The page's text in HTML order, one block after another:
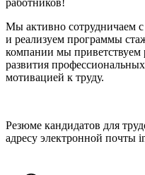
Мы активно сотрудничаем
и реализуем программы
компании мы приветствуем
развития
мотивацией к труду.
Резюме кандидатов для
адресу электронной почты